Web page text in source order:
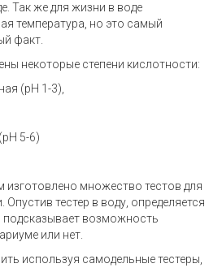
Так же для жизни в воде
температура, но это самый
факт.
некоторые степени кислотности:
(pH 1-3),
5-6)
изготовлено множество тестов для
тестер в воду, определяется
подсказывает возможность
или нет.
используя самодельные тестеры,